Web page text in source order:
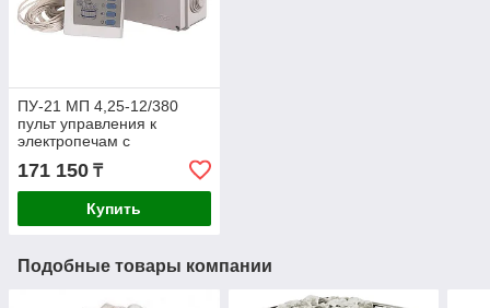
ПУ-21 МП 4,25-12/380
пульт управления к
электропечам с
парогенератором
цифровой
171 150 ₸
Купить
Подобные товары компании